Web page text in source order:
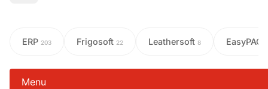
ERP 203 Frigosoft 22 Leathersoft 8 EasyPAC
Menu